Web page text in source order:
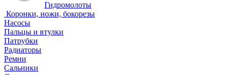
Гидромолоты
Коронки, ножи, бокорезы
Насосы
Пальцы и втулки
Патрубки
Радиаторы
Ремни
Сальники